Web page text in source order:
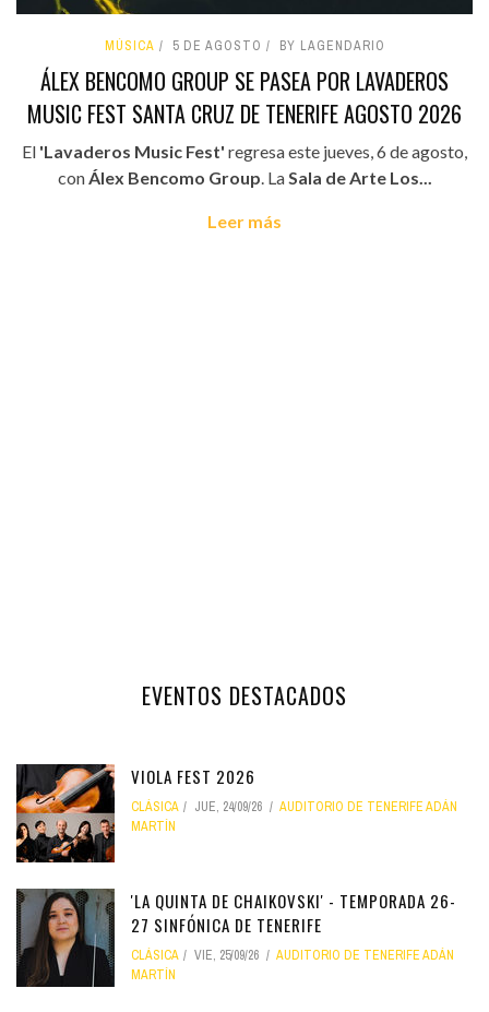
MÚSICA 5 DE AGOSTO BY LAGENDARIO
ÁLEX BENCOMO GROUP SE PASEA POR LAVADEROS
MUSIC FEST SANTA CRUZ DE TENERIFE AGOSTO 2026
El 'Lavaderos Music Fest' regresa este jueves, 6 de agosto,
conÁlex Bencomo Group. LaSala de Arte Los...
Leer más
EVENTOS DESTACADOS
VIOLA FEST 2026
CLÁSICA JUE, 24/09/26
AUDITORIO DE TENERIFE ADÁN
MARTÍN
'LA QUINTA DE CHAIKOVSKI' - TEMPORADA 26-
27 SINFÓNICA DE TENERIFE
CLÁSICA VIE, 25/09/26
AUDITORIO DE TENERIFE ADÁN
MARTÍN